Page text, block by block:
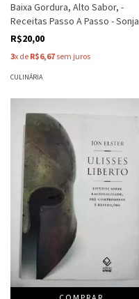
Baixa Gordura, Alto Sabor, -
Receitas Passo A Passo - Sonja
Grey
R$20,00
3x de R$6,67 sem juros
CULINÁRIA